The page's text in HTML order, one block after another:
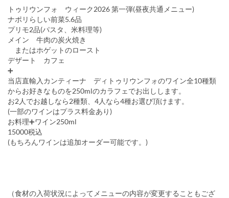
トゥリウンフォ ウィーク2026 第一弾(昼夜共通メニュー)
ナポリらしい前菜5.6品
プリモ2品(パスタ、米料理等)
メイン 牛肉の炭火焼き
またはホゲットのロースト
デザート カフェ
➕
当店直輸入カンティーナ ディトゥリウンフォのワイン全10種類
からお好きなものを250mlのカラフェでお出しします。
お2人でお越しなら2種類、4人なら4種お選び頂けます。
(一部のワインはプラス料金あり)
お料理➕ワイン250ml
15000税込
(もちろんワインは追加オーダー可能です。)
（食材の入荷状況によってメニューの内容が変更することもござ